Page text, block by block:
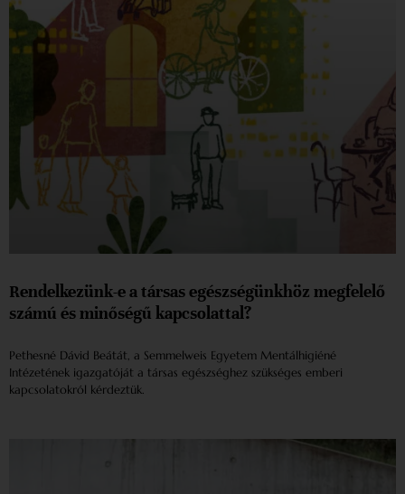
Rendelkezünk-e a társas egészségünkhöz megfelelő
számú és minőségű kapcsolattal?
Pethesné Dávid Beátát, a Semmelweis Egyetem Mentálhigiéné
Intézetének igazgatóját a társas egészséghez szükséges emberi
kapcsolatokról kérdeztük.